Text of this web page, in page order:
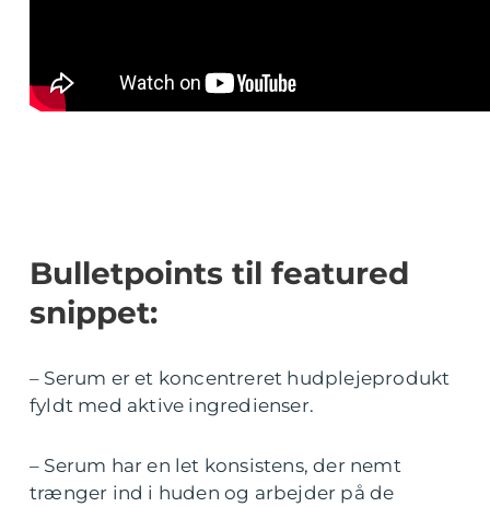
Bulletpoints til featured
snippet:
– Serum er et koncentreret hudplejeprodukt
fyldt med aktive ingredienser.
– Serum har en let konsistens, der nemt
trænger ind i huden og arbejder på de